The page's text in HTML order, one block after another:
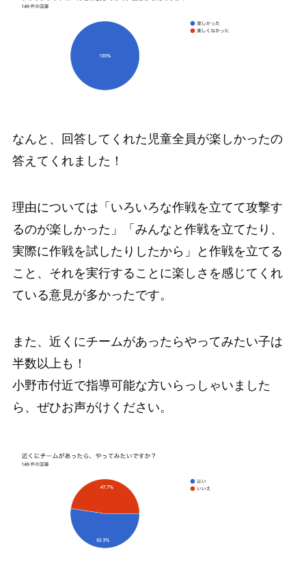
なんと、回答してくれた児童全員が楽しかったの
答えてくれました！
理由については「いろいろな作戦を立てて攻撃す
るのが楽しかった」「みんなと作戦を立てたり、
実際に作戦を試したりしたから」と作戦を立てる
こと、それを実行することに楽しさを感じてくれ
ている意見が多かったです。
また、近くにチームがあったらやってみたい子は
半数以上も！
小野市付近で指導可能な方いらっしゃいました
ら、ぜひお声がけください。